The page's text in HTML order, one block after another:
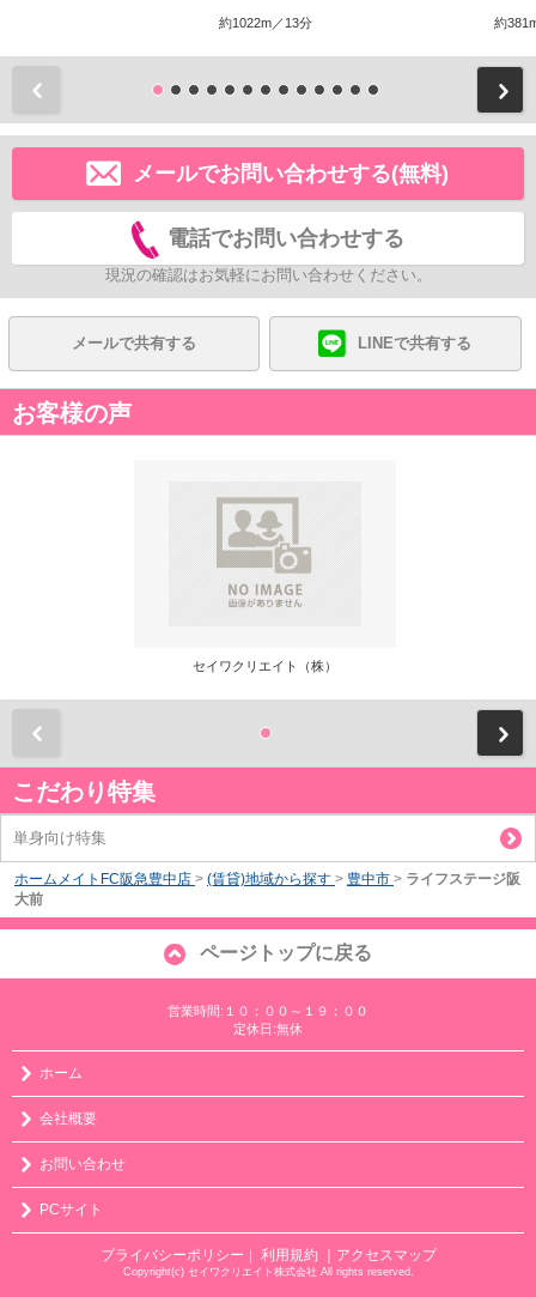
約1022m／13分 約
メールでお問い合わせする(無料)
電話でお問い合わせする
現況の確認はお気軽にお問い合わせください。
メールで共有する LINEで共有する
お客様の声
セイワクリエイト（株）
こだわり特集
単身向け特集
ホームメイトFC阪急豊中店 > (賃貸)地域から探す > 豊中市 > ライフステージ阪
大前
ページトップに戻る
営業時間:１０：００～１９：００
定休日:無休
ホーム
会社概要
お問い合わせ
PCサイト
プライバシーポリシー 利用規約 ｜アクセスマップ
Copyright(c) セイワクリエイト株式会社 All rights reserved.